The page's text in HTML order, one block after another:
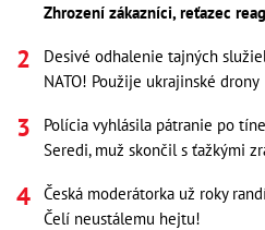
Zhrození zákazníci, reťazec
Desivé odhalenie tajných
NATO! Použije ukrajinské drony
Polícia vyhlásila pátranie po
Seredi, muž skončil s ťažkými
Česká moderátorka už roky
Čelí neustálemu hejtu!